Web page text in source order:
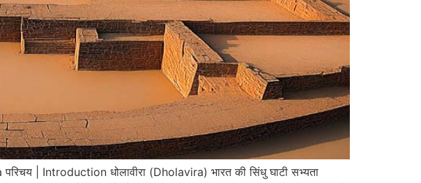
| Introduction धोलावीरा (Dholavira) भारत की सिंधु घाटी सभ्यता